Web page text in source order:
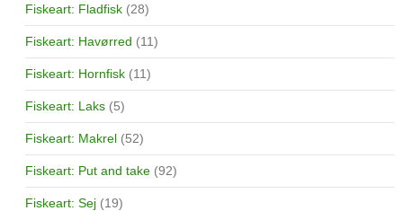
Fiskeart: Fladfisk (28)
Fiskeart: Havørred (11)
Fiskeart: Hornfisk (11)
Fiskeart: Laks (5)
Fiskeart: Makrel (52)
Fiskeart: Put and take (92)
Fiskeart: Sej (19)